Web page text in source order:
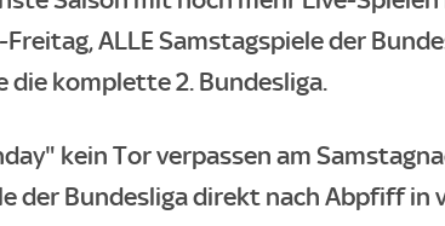
ALLE Samstagspiele der
die komplette 2. Bundesliga.
kein Tor verpassen am
der Bundesliga direkt nach Abpfiff in